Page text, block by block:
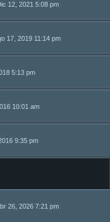
12, 2021 5:08 pm
17, 2019 11:14 pm
5:13 pm
10:01 am
9:35 pm
26, 2026 7:21 pm